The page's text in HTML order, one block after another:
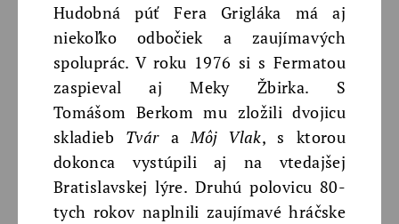
Hudobná púť Fera Grigláka má aj
niekoľko odbočiek a zaujímavých
spoluprác. V roku 1976 si s Fermatou
zaspieval aj Meky Žbirka. S
Tomášom Berkom mu zložili dvojicu
skladieb Tvár aMôj Vlak, s ktorou
dokonca vystúpili aj na vtedajšej
Bratislavskej lýre. Druhú polovicu 80-
tych rokov naplnili zaujímavé hráčske